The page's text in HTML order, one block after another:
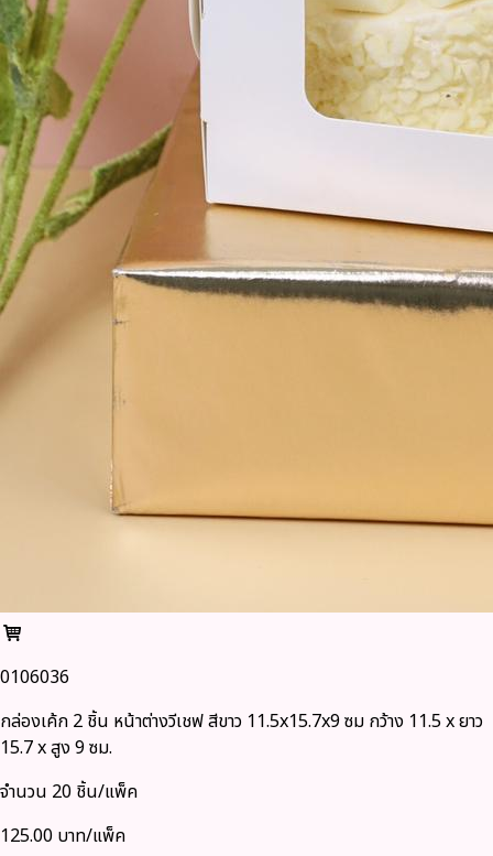
0106036
กล่องเค้ก 2 ชิ้น หน้าต่างวีเชฟ สีขาว 11.5x15.7x9 ซม กว้าง 11.5 x ยาว
15.7 x สูง 9 ซม.
จำนวน 20 ชิ้น/แพ็ค
125.00 บาท/แพ็ค